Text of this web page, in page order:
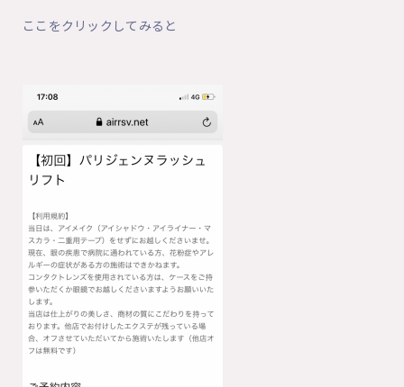
ここをクリックしてみると